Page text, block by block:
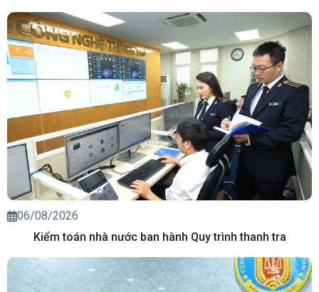
06/08/2026
Kiểm toán nhà nước ban hành Quy trình thanh tra